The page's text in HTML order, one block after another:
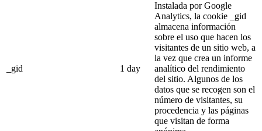
_gid 1 day
Instalada por Google
Analytics, la cookie _gid
almacena información
sobre el uso que hacen los
visitantes de un sitio web, a
la vez que crea un informe
analítico del rendimiento
del sitio. Algunos de los
datos que se recogen son el
número de visitantes, su
procedencia y las páginas
que visitan de forma